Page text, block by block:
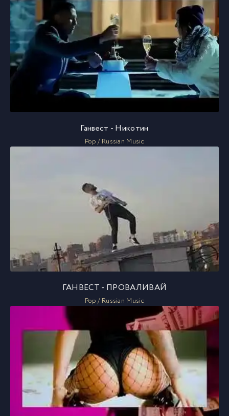
Ганвест - Никотин
Pop / Russian Music
ГАНВЕСТ - ПРОВАЛИВАЙ
Pop / Russian Music